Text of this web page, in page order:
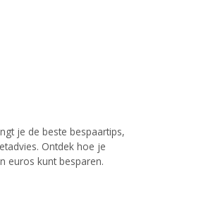
je de beste bespaartips,
Ontdek hoe je
euros kunt besparen.